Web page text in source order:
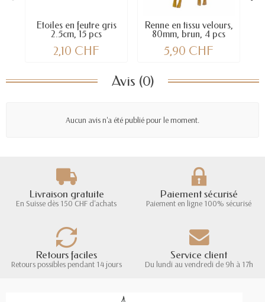
Etoiles en feutre gris
2.5cm, 15 pcs
2,10 CHF
Renne en tissu velours,
80mm, brun, 4 pcs
5,90 CHF
Avis (0)
Aucun avis n'a été publié pour le moment.
Livraison gratuite
En Suisse dès 150 CHF d'achats
Paiement sécurisé
Paiement en ligne 100% sécurisé
Retours faciles
Retours possibles pendant 14 jours
Service client
Du lundi au vendredi de 9h à 17h